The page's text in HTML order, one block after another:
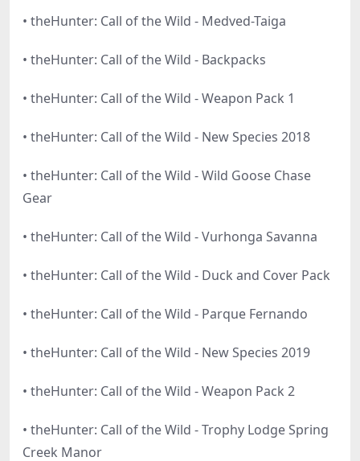
• theHunter: Call of the Wild - Medved-Taiga
• theHunter: Call of the Wild - Backpacks
• theHunter: Call of the Wild - Weapon Pack 1
• theHunter: Call of the Wild - New Species 2018
• theHunter: Call of the Wild - Wild Goose Chase
Gear
• theHunter: Call of the Wild - Vurhonga Savanna
• theHunter: Call of the Wild - Duck and Cover Pack
• theHunter: Call of the Wild - Parque Fernando
• theHunter: Call of the Wild - New Species 2019
• theHunter: Call of the Wild - Weapon Pack 2
• theHunter: Call of the Wild - Trophy Lodge Spring
Creek Manor